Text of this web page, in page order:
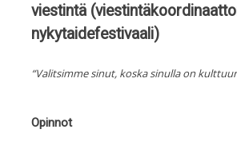
viestintä
nykytaidefestivaali)
“Valitsimme sinut, koska sinulla on
Opinnot